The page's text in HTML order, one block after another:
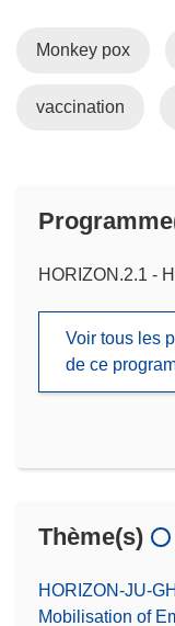
Monkey pox
vaccination
HORIZON.2.1 -
Voir tous les
de ce
Thème(s)
HORIZON-JU-
Mobilisation of